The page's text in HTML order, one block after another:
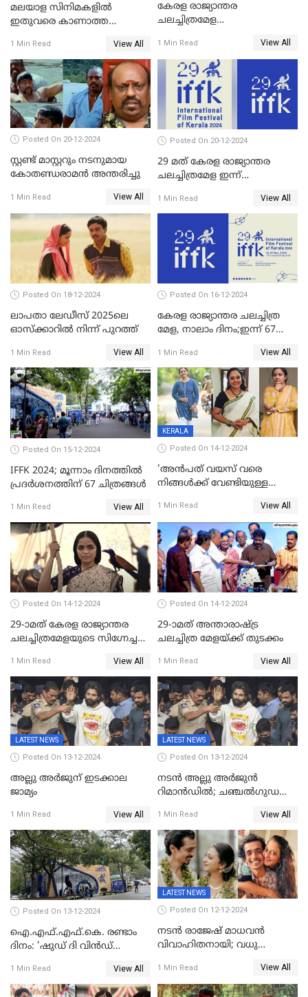
മലയാള സിനിമകളിൽ
ഇതുവരെ കാണാത്ത
മുകുന്ദൻ ചിത്രം മാർക്കോ
1 Min Read View All
കേരള രാജ്യാന്തര
ചലച്ചിത്രമേള
സിനിമ അവാര്‍ഡ്
സംവിധായിക പായല്‍
കപാഡിയയ്ക്ക് സമ്മാനിച്ചു;
ഫെമിനിച്ചി ഫാത്തിമയ്ക്ക്
അഞ്ച് പുരസ്കാരം
1 Min Read View All
Posted On 20-12-2024
സ്റ്റണ്ട് മാസ്റ്ററും നടനുമായ
കോതണ്ഡരാമൻ അന്തരിച്ചു
1 Min Read View All
Posted On 20-12-2024
29 മത് കേരള രാജ്യാന്തര
ചലച്ചിത്രമേള ഇന്ന്
1 Min Read View All
Posted On 18-12-2024
ലാപതാ ലേഡീസ് 2025ലെ
ഓസ്‌ക്കാറില്‍ നിന്ന് പുറത്ത്
1 Min Read View All
Posted On 16-12-2024
കേരള രാജ്യാന്തര ചലച്ചിത്ര
മേള, നാലാം ദിനം;ഇന്ന് 67
1 Min Read View All
Posted On 15-12-2024
IFFK 2024; മൂന്നാം ദിനത്തില്‍
പ്രദര്‍ശനത്തിന് 67 ചിത്രങ്ങള്‍
1 Min Read View All
KERALA
Posted On 14-12-2024
'അന്‍പത് വയസ് വരെ
നിങ്ങള്‍ക്ക് വേണ്ടിയുള്ള
കൂട്ട് ആവശ്യമുണ്ട്; കല്യാണം
കഴിക്കാമെന്ന് തോന്നി
തുടങ്ങിയിട്ടുണ്ടെന്ന് നിഷ
സാരംഗ്
1 Min Read View All
Posted On 14-12-2024
29-ാമത് കേരള രാജ്യാന്തര
ചലച്ചിത്രമേളയുടെ സിഗ്നേച്ചർ
1 Min Read View All
Posted On 14-12-2024
29-ാമത് അന്താരാഷ്‌ട്ര
ചലച്ചിത്ര മേളയ്‌ക്ക് തുടക്കം
1 Min Read View All
LATEST NEWS
Posted On 13-12-2024
അല്ലു അർജുന് ഇടക്കാല
ജാമ്യം
1 Min Read View All
LATEST NEWS
Posted On 13-12-2024
നടൻ അല്ലു അർജുൻ
റിമാൻഡിൽ; ചഞ്ചൽഗുഡ
1 Min Read View All
Posted On 13-12-2024
ഐ.എഫ്.എഫ്.കെ. രണ്ടാം
ദിനം: 'ഷുഡ് ദി വിൻഡ്
'കിഷ്‌കികിന്ധാ കാണ്ഡം' വരെ
1 Min Read View All
LATEST NEWS
Posted On 12-12-2024
നടൻ രാജേഷ് മാധവൻ
വിവാഹിതനായി; വധു
കാരാട്ട്
1 Min Read View All